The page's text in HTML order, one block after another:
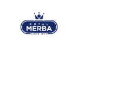
content
Homepagina